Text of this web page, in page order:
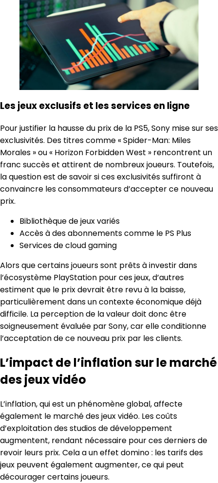
Les jeux exclusifs et les services en ligne
Pour justifier la hausse du prix de la PS5, Sony mise sur ses
exclusivités. Des titres comme « Spider-Man: Miles
Morales » ou « Horizon Forbidden West » rencontrent un
franc succès et attirent de nombreux joueurs. Toutefois,
la question est de savoir si ces exclusivités suffiront à
convaincre les consommateurs d’accepter ce nouveau
prix.
Bibliothèque de jeux variés
Accès à des abonnements comme le PS Plus
Services de cloud gaming
Alors que certains joueurs sont prêts à investir dans
l’écosystème PlayStation pour ces jeux, d’autres
estiment que le prix devrait être revu à la baisse,
particulièrement dans un contexte économique déjà
difficile. La perception de la valeur doit donc être
soigneusement évaluée par Sony, car elle conditionne
l’acceptation de ce nouveau prix par les clients.
L’impact de l’inflation sur le marché
des jeux vidéo
L’inflation, qui est un phénomène global, affecte
également le marché des jeux vidéo. Les coûts
d’exploitation des studios de développement
augmentent, rendant nécessaire pour ces derniers de
revoir leurs prix. Cela a un effet domino : les tarifs des
jeux peuvent également augmenter, ce qui peut
décourager certains joueurs.